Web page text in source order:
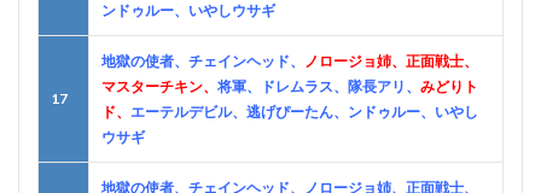
ンドゥルー、いやしウサギ
17
地獄の使者、チェインヘッド、 ノロージョ姉、正面戦士、
マスターチキン、 将軍、ドレムラス、隊長アリ、 みどりト
ド、 エーテルデビル、逃げぴーたん、ンドゥルー、いやし
ウサギ
地獄の使者、チェインヘッド、ノロージョ姉、正面戦士、